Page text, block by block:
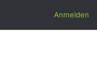
Anmelden